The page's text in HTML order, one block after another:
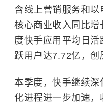
含线上营销服务和
核心商业收入同比
度快手应用平均日
跃用户达7.72亿，创
本季度，快手继续
化进程进一步加速